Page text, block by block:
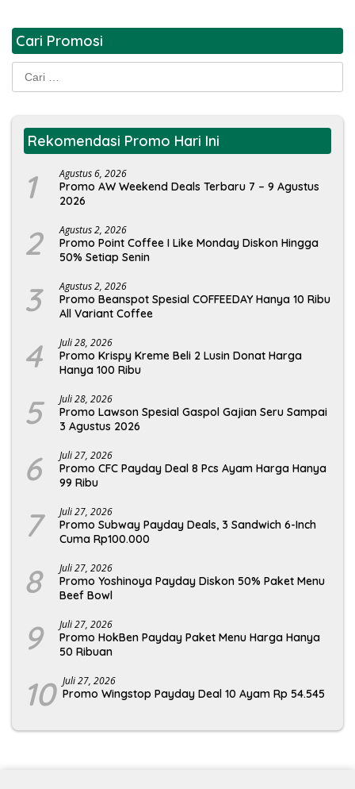
Cari Promosi
Rekomendasi Promo Hari Ini
1 Agustus 6, 2026
Promo AW Weekend Deals Terbaru 7 – 9 Agustus
2026
2 Agustus 2, 2026
Promo Point Coffee I Like Monday Diskon Hingga
50% Setiap Senin
3 Agustus 2, 2026
Promo Beanspot Spesial COFFEEDAY Hanya 10 Ribu
All Variant Coffee
4 Juli 28, 2026
Promo Krispy Kreme Beli 2 Lusin Donat Harga
Hanya 100 Ribu
5 Juli 28, 2026
Promo Lawson Spesial Gaspol Gajian Seru Sampai
3 Agustus 2026
6 Juli 27, 2026
Promo CFC Payday Deal 8 Pcs Ayam Harga Hanya
99 Ribu
7 Juli 27, 2026
Promo Subway Payday Deals, 3 Sandwich 6-Inch
Cuma Rp100.000
8 Juli 27, 2026
Promo Yoshinoya Payday Diskon 50% Paket Menu
Beef Bowl
9 Juli 27, 2026
Promo HokBen Payday Paket Menu Harga Hanya
50 Ribuan
10 Juli 27, 2026
Promo Wingstop Payday Deal 10 Ayam Rp 54.545